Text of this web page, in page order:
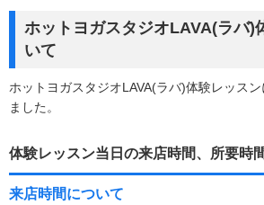
ホットヨガスタジオLAVA(ラバ)
いて
ホットヨガスタジオLAVA(ラバ)体験レッス
ました。
体験レッスン当日の来店時間、所要時
来店時間について